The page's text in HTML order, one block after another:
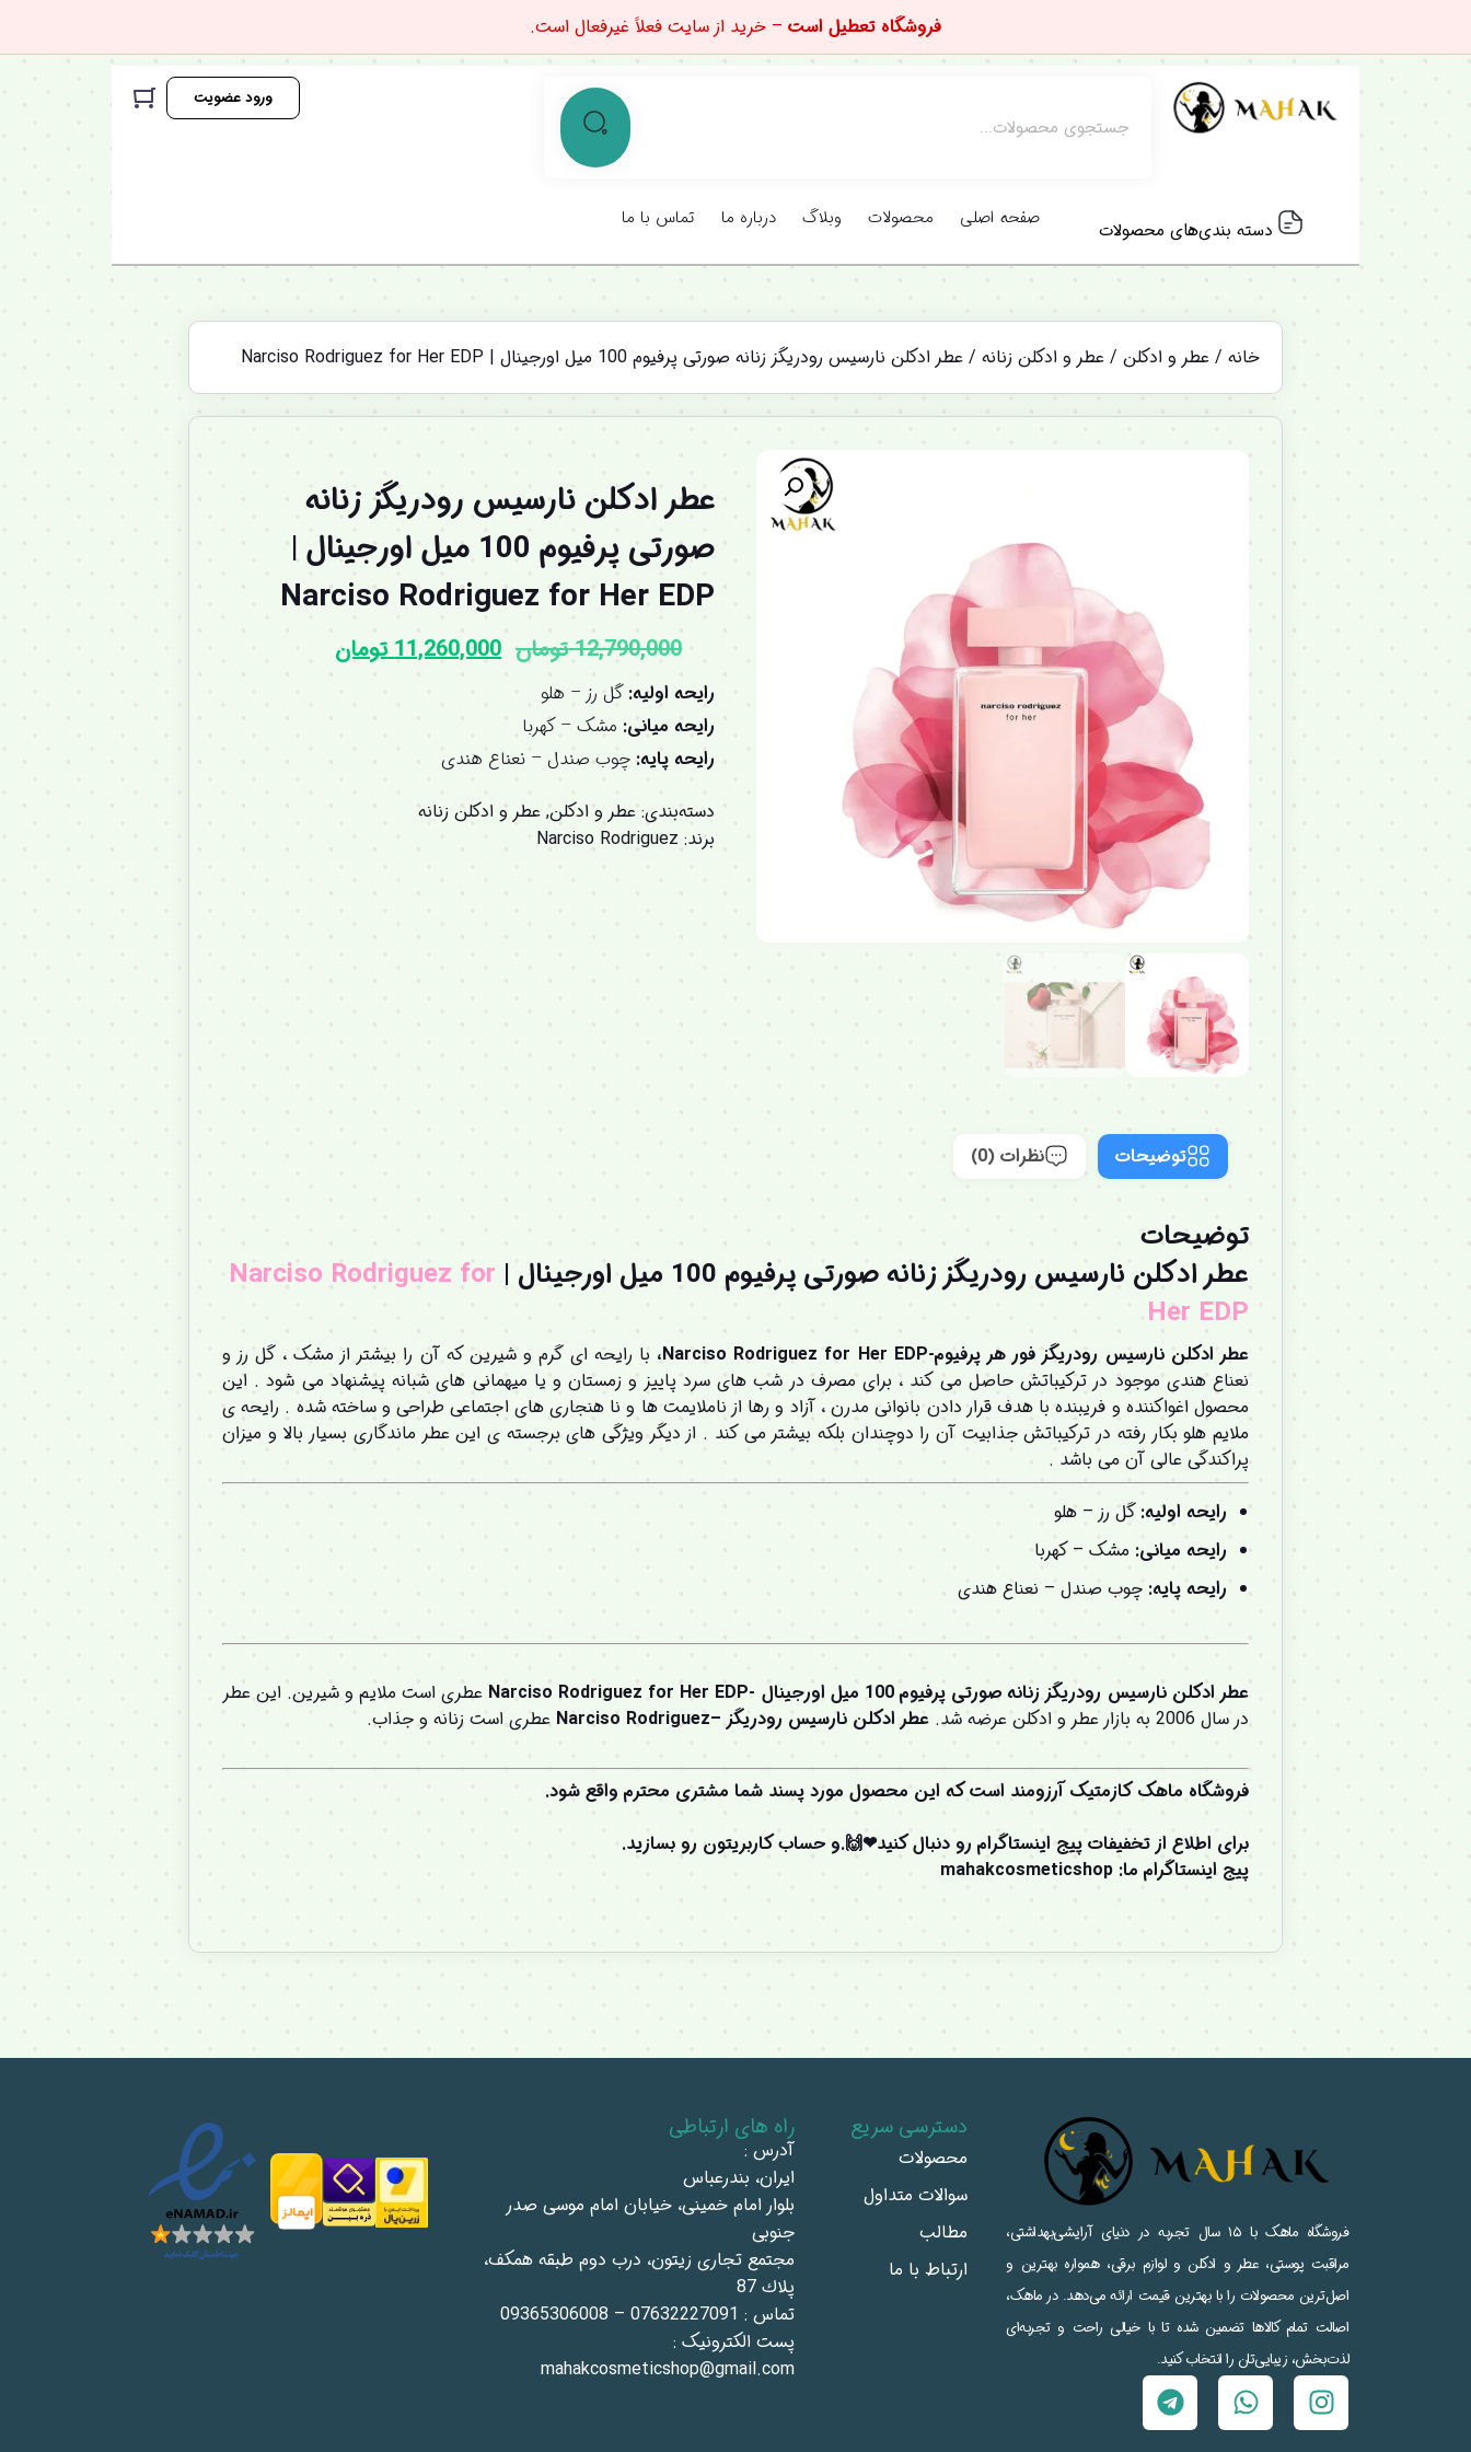
فروشگاه تعطیل است – خرید از سایت فعلاً غیرفعال است.
ورود عضویت
دسته بندی‌های محصولات صفحه اصلی محصولات وبلاگ درباره ما تماس با ما
خانه / عطر و ادکلن / عطر و ادکلن زنانه / عطر ادکلن نارسیس رودریگز زنانه صورتی پرفیوم 100 میل اورجینال | Narciso Rodriguez for Her EDP
عطر ادکلن نارسیس رودریگز زنانه
صورتی پرفیوم 100 میل اورجینال |
Narciso Rodriguez for Her EDP
12,790,000تومان 11,260,000تومان
رایحه اولیه: گل رز – هلو
رایحه میانی: مشک – کهربا
رایحه پایه: چوب صندل – نعناع هندی
دسته‌بندی: عطر و ادکلن, عطر و ادکلن زنانه
برند: Narciso Rodriguez
توضیحات نظرات (0)
توضیحات
عطر ادکلن نارسیس رودریگز زنانه صورتی پرفیوم 100 میل اورجینال |
Narciso Rodriguez for
Her EDP
عطر ادکلن نارسیس رودریگز فور هر پرفیوم-Narciso Rodriguez for Her EDP،
با رایحه ای گرم و شیرین که آن را بیشتر از مشک ، گل رز و
نعناع هندی موجود در ترکیباتش حاصل می کند ، برای مصرف در شب های سرد پاییز و زمستان و یا میهمانی های شبانه پیشنهاد می شود. این
محصول اغواکننده و فریبنده با هدف قرار دادن بانوانی مدرن ، آزاد و رها از ناملایمت ها و نا هنجاری های اجتماعی طراحی و ساخته شده . رایحه ی
ملایم هلو بکار رفته در ترکیباتش جذابیت آن را دوچندان بلکه بیشتر می کند . از دیگر ویژگی های برجسته ی این عطر ماندگاری بسیار بالا و میزان
پراکندگی عالی آن می باشد .
رایحه اولیه: گل رز – هلو
رایحه میانی: مشک – کهربا
رایحه پایه: چوب صندل – نعناع هندی
عطر ادکلن نارسیس رودریگز زنانه صورتی پرفیوم 100 میل اورجینال -Narciso Rodriguez for Her EDP
عطری است ملایم و شیرین. این عطر
در سال 2006 به بازار عطر و ادکلن عرضه شد.
عطر ادکلن نارسیس رودریگز –Narciso Rodriguez عطری است زنانه و جذاب.
فروشگاه ماهک کازمتیک آرزومند است که این محصول مورد پسند شما مشتری محترم واقع شود.
برای اطلاع از تخفیفات پیج اینستاگرام رو دنبال کنید❤🙌.وحساب کاربریتون رو بسازید.
پیج اینستاگرام ما:
mahakcosmeticshop
فروشگاه ماهک با ۱۵ سال تجربه در دنیای آرایشی‌بهداشتی،
مراقبت پوستی، عطر و ادکلن و لوازم برقی، همواره بهترین و
اصل‌ترین محصولات را با بهترین قیمت ارائه می‌دهد. در ماهک،
اصالت تمام کالاها تضمین شده تا با خیالی راحت و تجربه‌ای
لذت‌بخش، زیبایی‌تان را انتخاب کنید.
دسترسی سریع
محصولات
سوالات متداول
مطالب
ارتباط با ما
راه های ارتباطی
آدرس :
ايران، بندرعباس
بلوار امام خمينى، خيابان امام موسى صدر
جنوبى
مجتمع تجاری زيتون، درب دوم طبقه همكف،
پلاك 87
تماس : 07632227091 – 09365306008
پست الکترونیک :
mahakcosmeticshop@gmail.com